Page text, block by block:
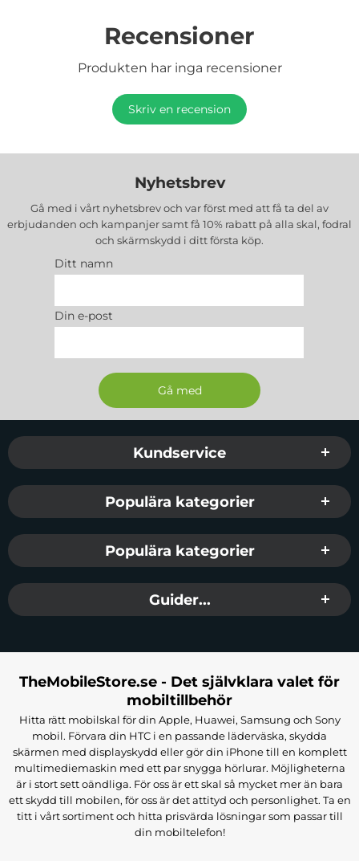
Recensioner
Produkten har inga recensioner
Skriv en recension
Nyhetsbrev
Gå med i vårt nyhetsbrev och var först med att få ta del av
erbjudanden och kampanjer samt få 10% rabatt på alla skal, fodral
och skärmskydd i ditt första köp.
Ditt namn
Din e-post
Sidfot Blandad info och länkar
Kundservice
Populära kategorier
Populära kategorier
Guider...
TheMobileStore.se - Det självklara valet för
mobiltillbehör
Hitta rätt mobilskal för din Apple, Huawei, Samsung och Sony
mobil. Förvara din HTC i en passande läderväska, skydda
skärmen med displayskydd eller gör din iPhone till en komplett
multimediemaskin med ett par snygga hörlurar. Möjligheterna
är i stort sett oändliga. För oss är ett skal så mycket mer än bara
ett skydd till mobilen, för oss är det attityd och personlighet. Ta en
titt i vårt sortiment och hitta prisvärda lösningar som passar till
din mobiltelefon!